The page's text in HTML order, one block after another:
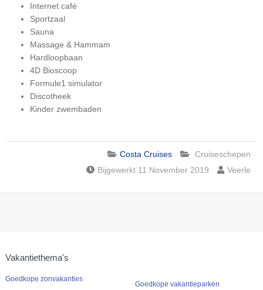
Internet café
Sportzaal
Sauna
Massage & Hammam
Hardloopbaan
4D Bioscoop
Formule1 simulator
Discotheek
Kinder zwembaden
Costa Cruises
Cruiseschepen
Bijgewerkt 11 November 2019
Veerle
Vakantiethema's
Goedkope zonvakanties
Goedkope vakantieparken